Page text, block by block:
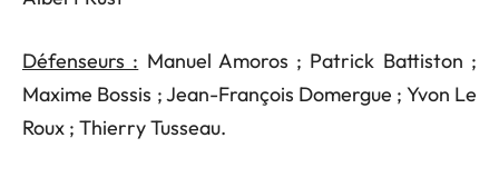
Défenseurs : Manuel Amoros ; Patrick Battiston ;
Maxime Bossis ; Jean-François Domergue ; Yvon Le
Roux ; Thierry Tusseau.